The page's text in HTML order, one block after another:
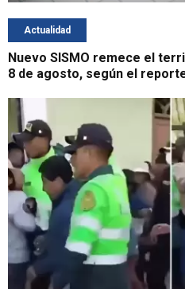
Actualidad
Nuevo SISMO remece el
8 de agosto, según el